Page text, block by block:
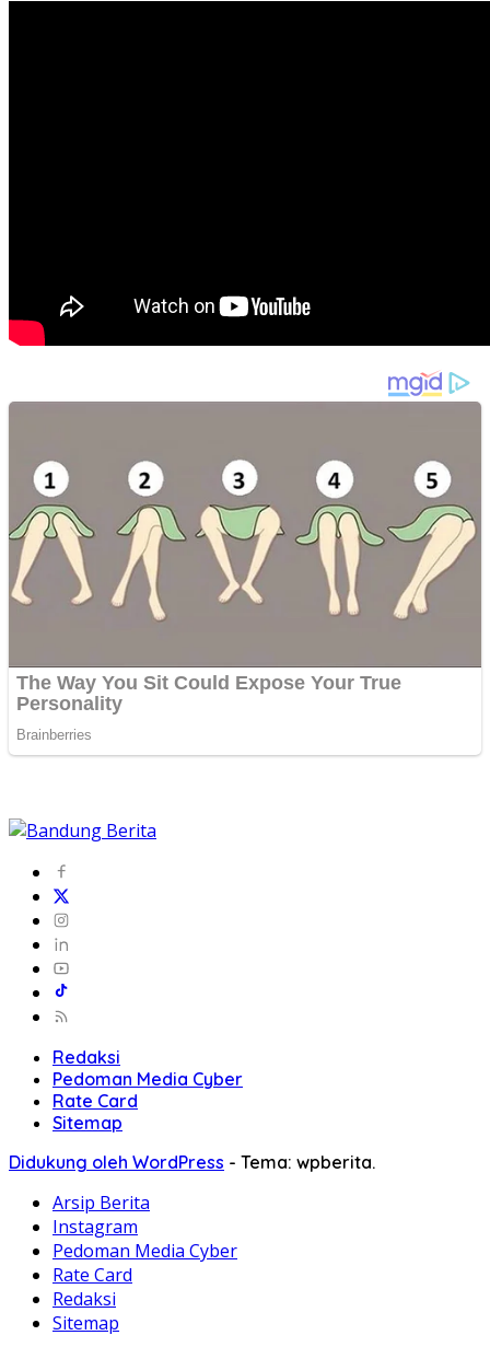
Redaksi
Pedoman Media Cyber
Rate Card
Sitemap
Didukung oleh WordPress - Tema: wpberita.
Arsip Berita
Instagram
Pedoman Media Cyber
Rate Card
Redaksi
Sitemap